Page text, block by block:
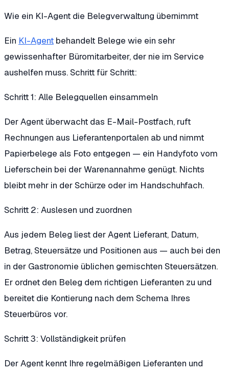
Wie ein KI-Agent die Belegverwaltung übernimmt
Ein KI-Agent behandelt Belege wie ein sehr
gewissenhafter Büromitarbeiter, der nie im Service
aushelfen muss. Schritt für Schritt:
Schritt 1: Alle Belegquellen einsammeln
Der Agent überwacht das E-Mail-Postfach, ruft
Rechnungen aus Lieferantenportalen ab und nimmt
Papierbelege als Foto entgegen — ein Handyfoto vom
Lieferschein bei der Warenannahme genügt. Nichts
bleibt mehr in der Schürze oder im Handschuhfach.
Schritt 2: Auslesen und zuordnen
Aus jedem Beleg liest der Agent Lieferant, Datum,
Betrag, Steuersätze und Positionen aus — auch bei den
in der Gastronomie üblichen gemischten Steuersätzen.
Er ordnet den Beleg dem richtigen Lieferanten zu und
bereitet die Kontierung nach dem Schema Ihres
Steuerbüros vor.
Schritt 3: Vollständigkeit prüfen
Der Agent kennt Ihre regelmäßigen Lieferanten und